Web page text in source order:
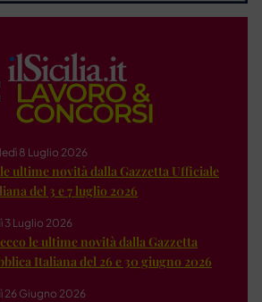
8 Luglio 2026
ultime novità dalla Gazzetta Ufficiale
del 3 e 7 luglio 2026
3 Luglio 2026
le ultime novità dalla Gazzetta
Italiana del 26 e 30 giugno 2026
26 Giugno 2026